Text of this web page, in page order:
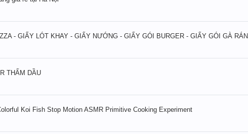
- GIẤY LÓT KHAY - GIẤY NƯỚNG - GIẤY GÓI BURGER - GIẤY GÓI GÀ RÁN
THẤM DẦU
Koi Fish Stop Motion ASMR Primitive Cooking Experiment